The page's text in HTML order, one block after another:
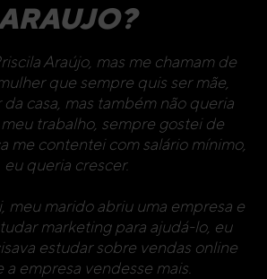
Araújo, mas me chamam de
que sempre quis ser mãe,
da casa, mas também não queria
trabalho, sempre gostei de
me contentei com salário mínimo,
eu queria crescer.
meu marido abriu uma empresa e
marketing para ajudá-lo, eu
estudar sobre vendas online
a empresa vendesse mais.